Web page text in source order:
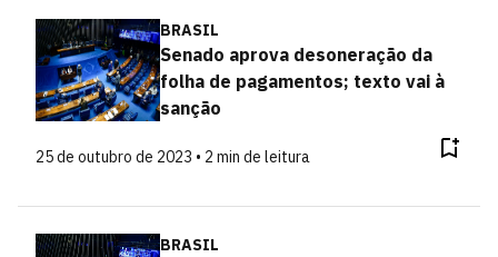
BRASIL
Senado aprova desoneração da
folha de pagamentos; texto vai à
sanção
25 de outubro de 2023 • 2 min de leitura
BRASIL